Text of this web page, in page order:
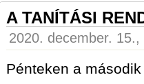
A TANÍTÁSI
2020. december.
Pénteken a